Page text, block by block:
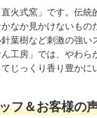
火式窯」です。伝統
なか見かけないもの
葉樹など刺激の強い
工房」では、やわら
じっくり香り豊かに
フ＆お客様の